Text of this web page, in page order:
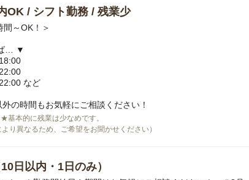
OK / シフト勤務 / 残業少
間～OK！＞
… ▼
など
外の時間もお気軽にご相談ください！
★基本的に残業は少なめです。
より異なるため、ご希望をお聞かせください）
日以内・1日のみ）